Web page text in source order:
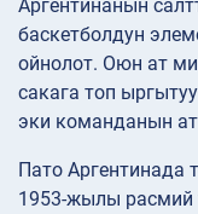
Аргентинанын
баскетболдун
ойнолот. Оюн ат
сакага топ
эки команданын
Пато Аргентинада
1953-жылы расмий